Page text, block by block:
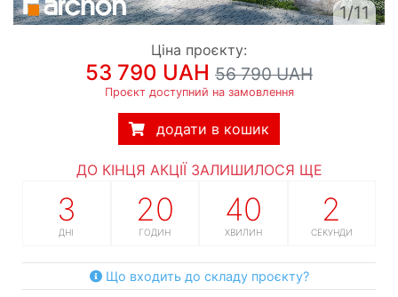
1/11
Ціна проєкту:
53 790 UAH 56 790 UAH
Проєкт доступний на замовлення
додати в кошик
ДО КІНЦЯ АКЦІЇ ЗАЛИШИЛОСЯ ЩЕ
3
ДНІ
20
ГОДИН
40
ХВИЛИН
1
СЕКУНДА
Що входить до складу проєкту?